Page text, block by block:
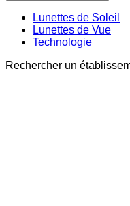
Lunettes de Soleil
Lunettes de Vue
Technologie
Rechercher un